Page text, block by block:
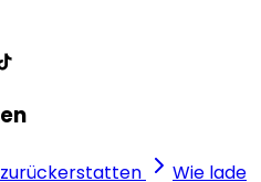
Wie lade